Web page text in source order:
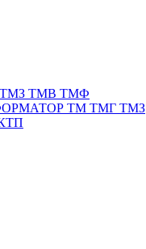
ТМВ ТМФ
ТМ ТМГ ТМЗ